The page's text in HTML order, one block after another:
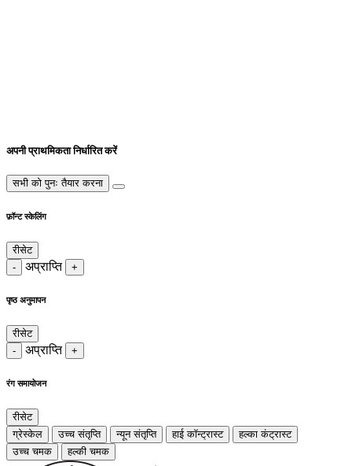
अपनी प्राथमिकता निर्धारित करें
सभी को पुनः तैयार करना
फ़ॉन्ट स्केलिंग
रीसेट
-
अप्राप्ति +
पृष्ठ अनुमापन
रीसेट
-
अप्राप्ति +
रंग समायोजन
रीसेट
ग्रेस्केल
उच्च संतृप्ति न्यून संतृप्ति हाई कॉन्ट्रास्ट
हल्का कंट्रास्ट
उच्च चमक
हल्की चमक